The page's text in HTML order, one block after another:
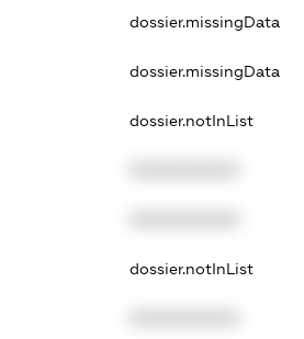
dossier.missingData
dossier.missingData
dossier.notInList
dossier.notInList